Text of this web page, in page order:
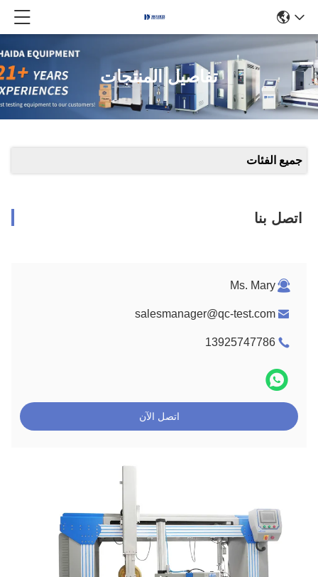
تفاصيل المنتجات
جميع الفئات
اتصل بنا
Ms. Mary
salesmanager@qc-test.com
13925747786
اتصل الآن